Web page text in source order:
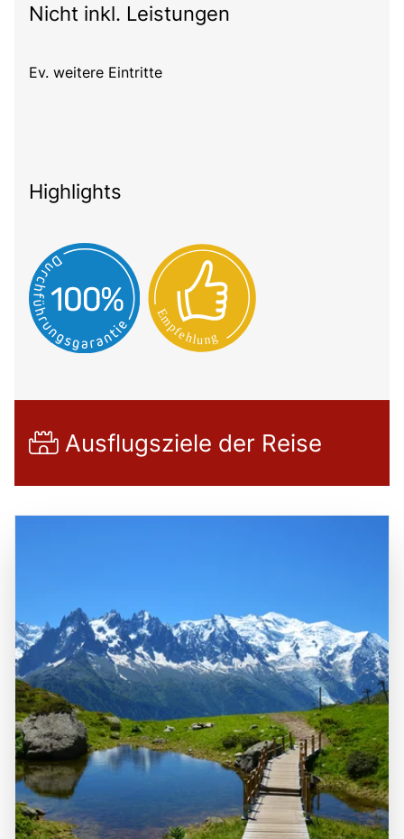
Nicht inkl. Leistungen
Ev. weitere Eintritte
Highlights
Ausflugsziele der Reise